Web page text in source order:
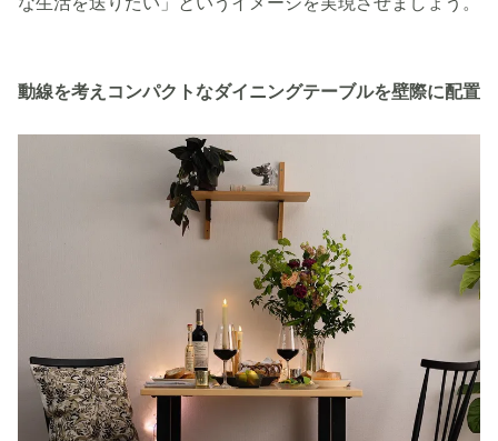
動線を考えコンパクトなダイニングテーブルを壁際に配置